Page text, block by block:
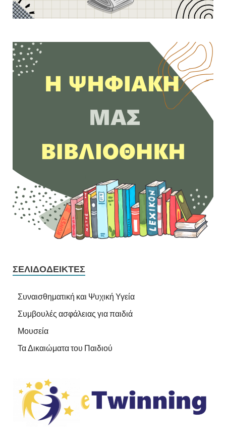
ΣΕΛΙΔΟΔΕΊΚΤΕΣ
Συναισθηματική και Ψυχική Υγεία
Συμβουλές ασφάλειας για παιδιά
Μουσεία
Τα Δικαιώματα του Παιδιού